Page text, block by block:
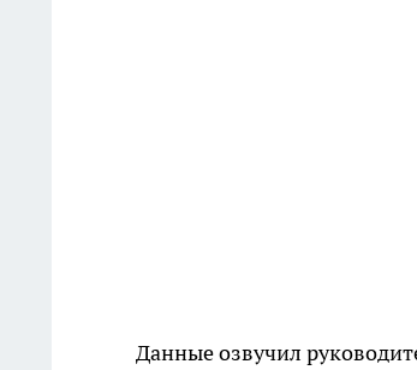
Данные озвучил